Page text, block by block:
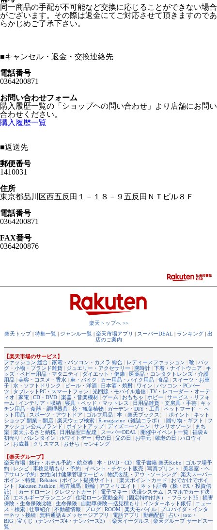
同一商品の手配が不可能など交換に応じることができない場合
がございます。その際は返金にてご対応させて頂きますのであ
らかじめご了承下さい。
■キャンセル・返金・交換連絡先
電話番号
0364200871
お問い合わせフォーム
購入履歴一覧の「ショップヘの問い合わせ」より店舗にお問い
合わせください。
購入履歴一覧
■返送先
郵便番号
1410031
住所
東京都品川区西五反田１－１８－９五反田ＮＴビル８Ｆ
電話番号
0364200871
FAX番号
0364200876
楽天トップへ >>
楽天トップ| 特集一覧 | ジャンル一覧 | 楽天市場アプリ | スーパーDEAL | ランキング | 出
店のご案内
【楽天市場のサービス】
ファッション 総合 | 家電・パソコン・カメラ 総合 | レディースファッション | 靴 | バッ
グ・小物・ブランド雑貨 | ジュエリー・アクセサリー | 腕時計 | 下着・ナイトウェア | キ
ッズ・ベビー用品・マタニティ | ダイエット・健康 | 医薬品・コンタクトレンズ・介護
用品 | 美容・コスメ・香水 | 車・バイク | カー用品・バイク用品 | 食品 | スイーツ・お菓
子 | 水・ソフトドリンク | ビール・洋酒 | 日本酒・焼酎 | ワイン | パソコン・PCパー
ツ | タブレットPC・スマートフォン | 光回線・モバイル通信 | TV・レコーダー・オーデ
ィオ | 家電 | CD・DVD | 楽器・音楽機材 | ゲーム | おもちゃ | ホビー | サービス・リフォ
ーム | インテリア・収納 | 寝具・ベッド・マットレス | 日用品雑貨・文房具・手芸 | キッ
チン用品・食器・調理器具 | 花・観葉植物 | ガーデン・DIY・工具 | ペットフード ・ ペ
ット用品 | スポーツ・アウトドア | ゴルフ用品 | 本 （楽天ブックス ） | ポイント | ネット
ショップ 開業・開店 | 楽天ウェブ検索 | R-magazine（雑誌コラボ） | 贈り物・ギフト | フ
ァッション公式ブランド | ポイントアップ| ディズニーゾーン | サンリオゾーン | まち
楽 | 楽天ふるさと納税 | 日用品翌日配達 | スーパーDEAL | 開催中イベント一覧 | 福袋＆
初売り | バレンタイン | ホワイトデー | 母の日 | 父の日 | お中元 | 敬老の日 | ハロウィ
ン | お歳暮 | クリスマス | おせち | ランキング
【楽天グループ】
楽天市場 | 旅行・ホテル予約・航空券 | 本・DVD・CD | 電子書籍 楽天Kobo | ゴルフ場予
約 | レシピ | 車検見積もり・予約 | イベント・チケット販売 | 写真プリント | 美容室・ヘ
アサロン予約 | 女性向け健康管理サービス | 物流委託・アウトソーシング | 楽天スーパー
ポイント特集 | Rebates（ポイント提携サイト） | 楽天ポイントカード | おでかけでポイ
ント | Rakuten Fashion | 地方競馬 | 競輪 | アフィリエイト | ネット証券（株・FX・投資信
託）
| カードローン | クレジットカード | 電子マネー | 決済システム | スマホでカード決
済 | エネルギープランニング | 住宅ローン変動金利（固定特約付き）・フラット35 | 損害
保険・生命保険比較 | 生命保険 | 自動車保険一括見積もり | インターネット銀行 | ニュー
ス・検索 | 仕事紹介 | 不動産情報 | ブログ | ROOM | 楽天モバイル | プロバイダ・インタ
ーネット接続 | 無料通話＆メッセージアプリ | 電話アプリ | 動画配信 | 占い | toto・
BIG | 宝くじ（ナンバーズ4・ナンバーズ3） | 楽天イーグルス | 楽天グループ サービス一
覧